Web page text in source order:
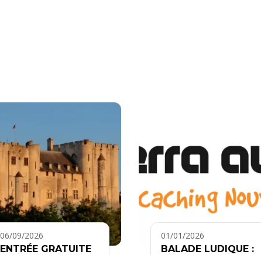
06/09/2026
ENTRÉE GRATUITE
01/01/2026
BALADE LUDIQUE :